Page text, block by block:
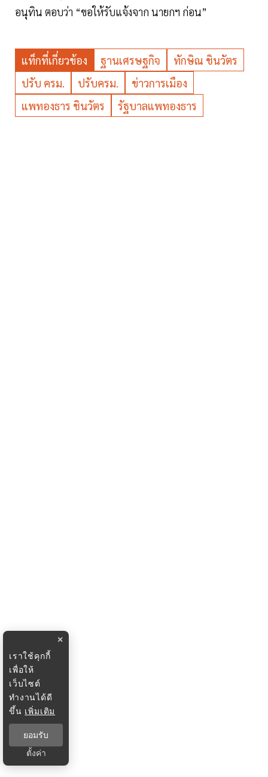
อนุทิน ตอบว่า “ขอให้รับแจ้งจาก นายกฯ ก่อน”
แท็กที่เกี่ยวข้อง ฐานเศรษฐกิจ
ทักษิณ ชินวัตร
ปรับ ครม.
ปรับครม.
ข่าวการเมือง
แพทองธาร ชินวัตร
รัฐบาลแพทองธาร
×
เราใช้คุกกี้
เพื่อให้
เว็บไซต์
ทำงานได้ดี
ขึ้น เพิ่มเติม
ยอมรับ
ตั้งค่า